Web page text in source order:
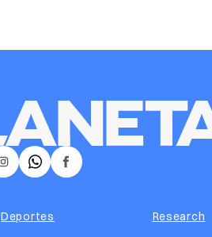
𝕏 Facebook
Instagram
Deportes Research